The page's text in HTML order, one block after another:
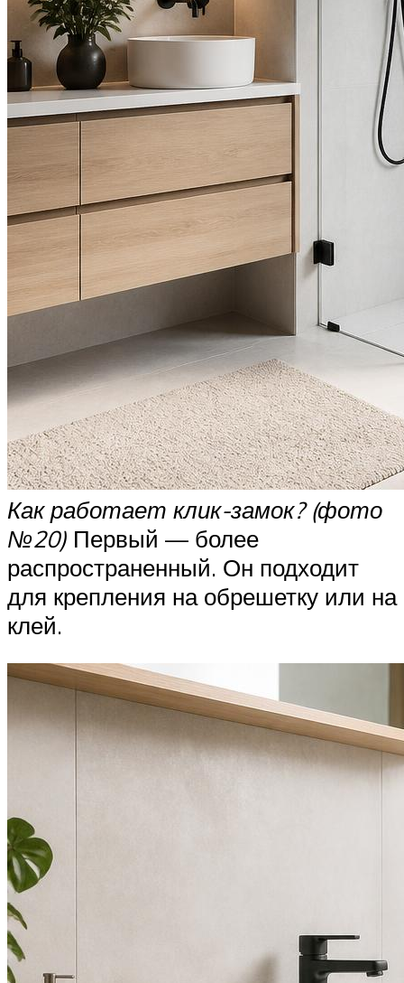
Как работает клик-замок? (фото
№20) Первый — более
распространенный. Он подходит
для крепления на обрешетку или на
клей.